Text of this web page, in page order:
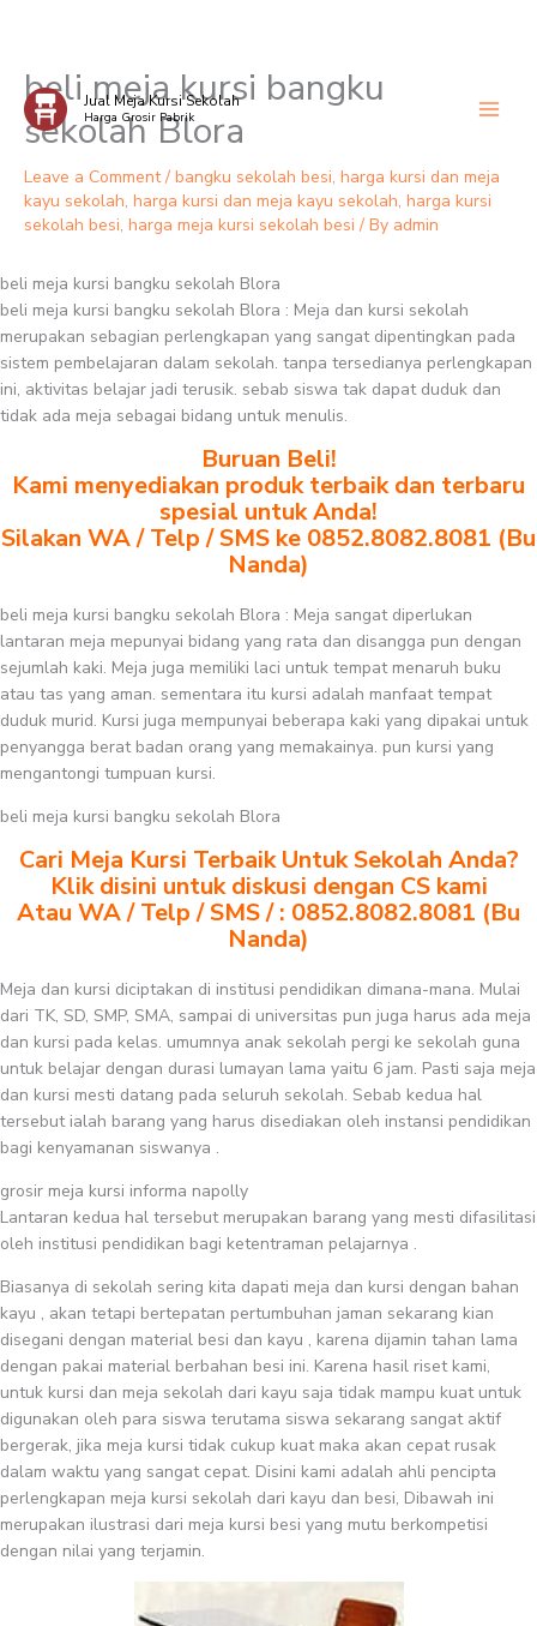
Skip
content
Jual Meja Kursi Sekolah
Harga Grosir Pabrik
beli meja kursi bangku
sekolah Blora
Leave a Comment / bangku sekolah besi, harga kursi dan meja
kayu sekolah, harga kursi dan meja kayu sekolah, harga kursi
sekolah besi, harga meja kursi sekolah besi / By admin
beli meja kursi bangku sekolah Blora
beli meja kursi bangku sekolah Blora : Meja dan kursi sekolah
merupakan sebagian perlengkapan yang sangat dipentingkan pada
sistem pembelajaran dalam sekolah. tanpa tersedianya perlengkapan
ini, aktivitas belajar jadi terusik. sebab siswa tak dapat duduk dan
tidak ada meja sebagai bidang untuk menulis.
Buruan Beli!
Kami menyediakan produk terbaik dan terbaru
spesial untuk Anda!
Silakan WA / Telp / SMS ke 0852.8082.8081 (Bu
Nanda)
beli meja kursi bangku sekolah Blora : Meja sangat diperlukan
lantaran meja mepunyai bidang yang rata dan disangga pun dengan
sejumlah kaki. Meja juga memiliki laci untuk tempat menaruh buku
atau tas yang aman. sementara itu kursi adalah manfaat tempat
duduk murid. Kursi juga mempunyai beberapa kaki yang dipakai untuk
penyangga berat badan orang yang memakainya. pun kursi yang
mengantongi tumpuan kursi.
beli meja kursi bangku sekolah Blora
Cari Meja Kursi Terbaik Untuk Sekolah Anda?
Klik disini untuk diskusi dengan CS kami
Atau WA / Telp / SMS / : 0852.8082.8081 (Bu
Nanda)
Meja dan kursi diciptakan di institusi pendidikan dimana-mana. Mulai
dari TK, SD, SMP, SMA, sampai di universitas pun juga harus ada meja
dan kursi pada kelas. umumnya anak sekolah pergi ke sekolah guna
untuk belajar dengan durasi lumayan lama yaitu 6 jam. Pasti saja meja
dan kursi mesti datang pada seluruh sekolah. Sebab kedua hal
tersebut ialah barang yang harus disediakan oleh instansi pendidikan
bagi kenyamanan siswanya .
grosir meja kursi informa napolly
Lantaran kedua hal tersebut merupakan barang yang mesti difasilitasi
oleh institusi pendidikan bagi ketentraman pelajarnya .
Biasanya di sekolah sering kita dapati meja dan kursi dengan bahan
kayu , akan tetapi bertepatan pertumbuhan jaman sekarang kian
disegani dengan material besi dan kayu , karena dijamin tahan lama
dengan pakai material berbahan besi ini. Karena hasil riset kami,
untuk kursi dan meja sekolah dari kayu saja tidak mampu kuat untuk
digunakan oleh para siswa terutama siswa sekarang sangat aktif
bergerak, jika meja kursi tidak cukup kuat maka akan cepat rusak
dalam waktu yang sangat cepat. Disini kami adalah ahli pencipta
perlengkapan meja kursi sekolah dari kayu dan besi, Dibawah ini
merupakan ilustrasi dari meja kursi besi yang mutu berkompetisi
dengan nilai yang terjamin.